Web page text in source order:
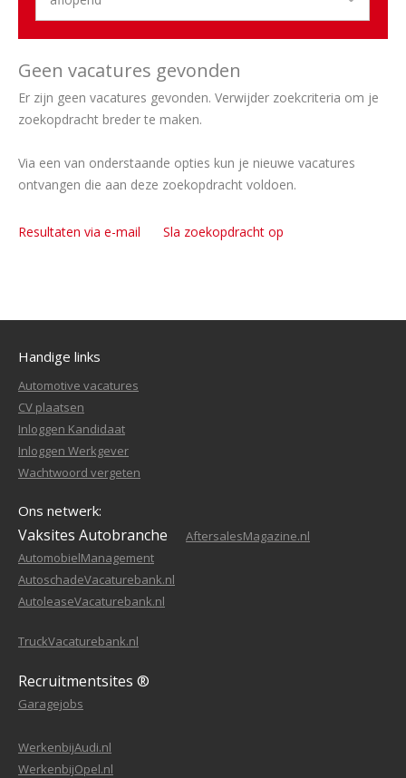
Geen vacatures gevonden
Er zijn geen vacatures gevonden. Verwijder zoekcriteria om je
zoekopdracht breder te maken.
Via een van onderstaande opties kun je nieuwe vacatures
ontvangen die aan deze zoekopdracht voldoen.
Resultaten via e-mail Sla zoekopdracht op
Handige links
Automotive vacatures
CV plaatsen
Inloggen Kandidaat
Inloggen Werkgever
Wachtwoord vergeten
Ons netwerk:
Vaksites Autobranche
AftersalesMagazine.nl
AutomobielManagement
AutoschadeVacaturebank.nl
AutoleaseVacaturebank.nl
TruckVacaturebank.nl
Recruitmentsites ®
Garagejobs
WerkenbijAudi.nl
WerkenbijOpel.nl